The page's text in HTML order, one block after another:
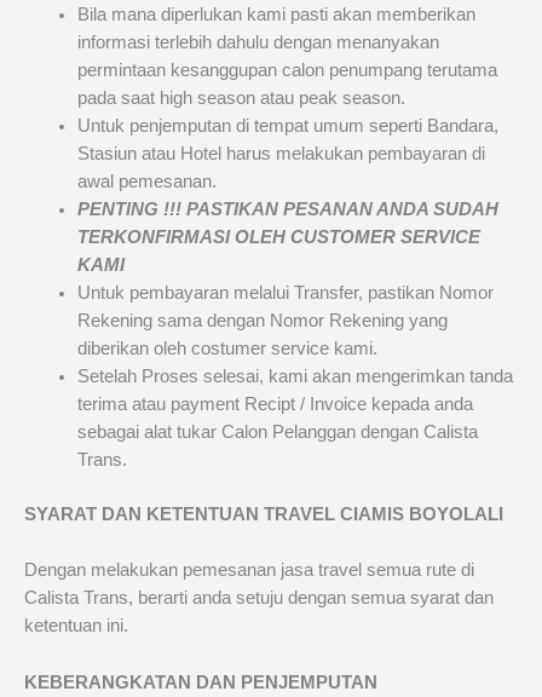
Bila mana diperlukan kami pasti akan memberikan
informasi terlebih dahulu dengan menanyakan
permintaan kesanggupan calon penumpang terutama
pada saat high season atau peak season.
Untuk penjemputan di tempat umum seperti Bandara,
Stasiun atau Hotel harus melakukan pembayaran di
awal pemesanan.
PENTING !!! PASTIKAN PESANAN ANDA SUDAH
TERKONFIRMASI OLEH CUSTOMER SERVICE
KAMI
Untuk pembayaran melalui Transfer, pastikan Nomor
Rekening sama dengan Nomor Rekening yang
diberikan oleh costumer service kami.
Setelah Proses selesai, kami akan mengerimkan tanda
terima atau payment Recipt / Invoice kepada anda
sebagai alat tukar Calon Pelanggan dengan Calista
Trans.
SYARAT DAN KETENTUAN TRAVEL CIAMIS BOYOLALI
Dengan melakukan pemesanan jasa travel semua rute di
Calista Trans, berarti anda setuju dengan semua syarat dan
ketentuan ini.
KEBERANGKATAN DAN PENJEMPUTAN